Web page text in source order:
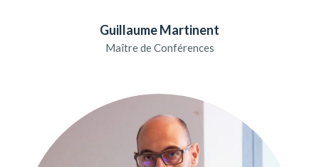
Guillaume Martinent
Maître de Conférences